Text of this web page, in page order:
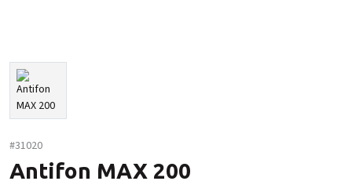
#31020
Antifon MAX 200